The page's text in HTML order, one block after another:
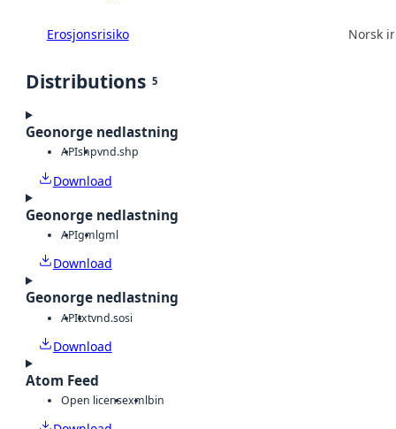
Erosjonsrisiko Norsk
Distributions 5
Geonorge nedlastning
APIshpvnd.shp
Download
Geonorge nedlastning
APIgmlgml
Download
Geonorge nedlastning
APItxtvnd.sosi
Download
Atom Feed
Open licensexmlbin